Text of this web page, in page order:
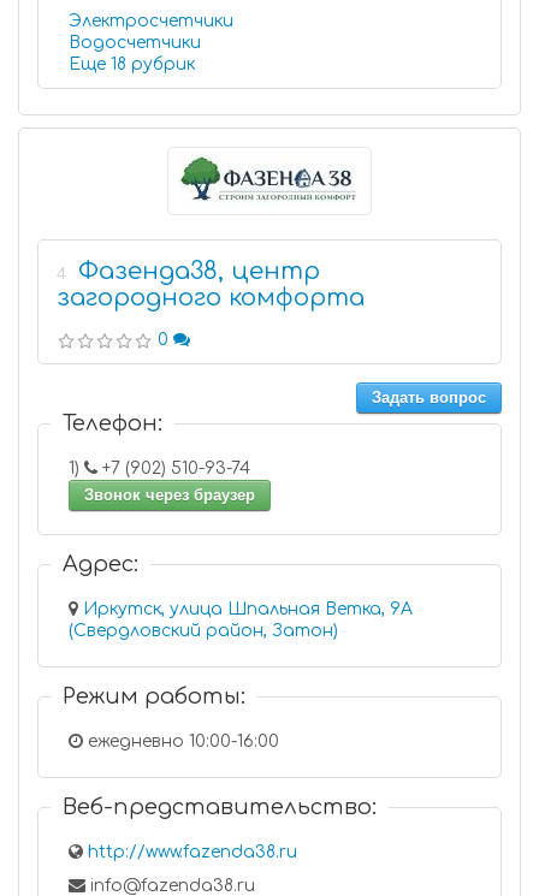
Электросчетчики
Водосчетчики
Еще 18 рубрик
4
Фазенда38, центр
загородного комфорта
0
Задать вопрос
Телефон:
1)
+7 (902) 510-93-74
Звонок через браузер
Адрес:
Иркутск, улица Шпальная Ветка, 9А
(Свердловский район, Затон)
Режим работы:
ежедневно 10:00-16:00
Веб-представительство:
http://www.fazenda38.ru
info@fazenda38.ru